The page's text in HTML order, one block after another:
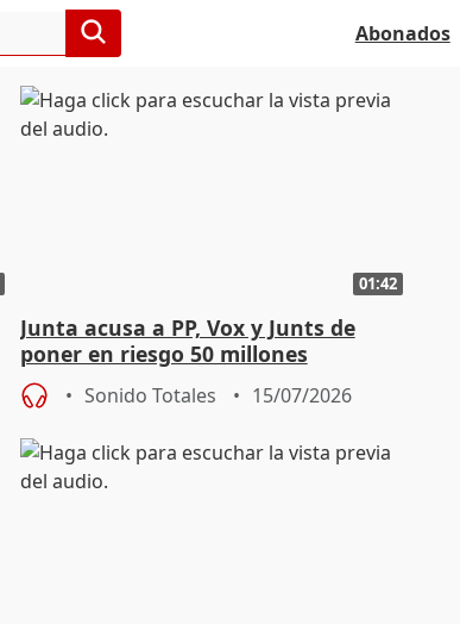
Abonados
01:42
Junta acusa a PP, Vox y Junts de
poner en riesgo 50 millones
Sonido Totales 15/07/2026